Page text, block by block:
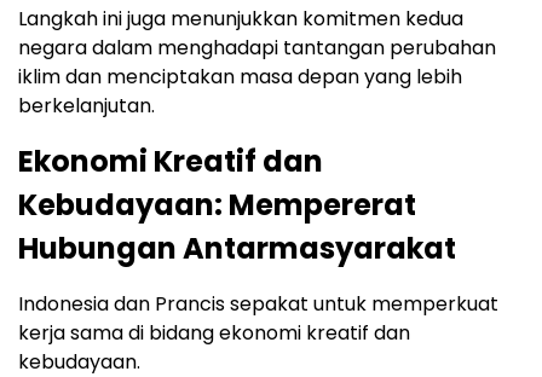
Langkah ini juga menunjukkan komitmen kedua
negara dalam menghadapi tantangan perubahan
iklim dan menciptakan masa depan yang lebih
berkelanjutan.
Ekonomi Kreatif dan
Kebudayaan: Mempererat
Hubungan Antarmasyarakat
Indonesia dan Prancis sepakat untuk memperkuat
kerja sama di bidang ekonomi kreatif dan
kebudayaan.